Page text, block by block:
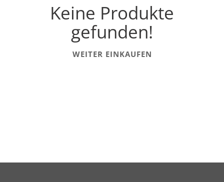
Keine Produkte
gefunden!
WEITER EINKAUFEN